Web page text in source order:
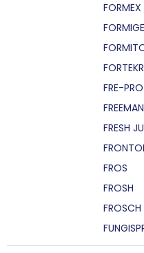
FORMEX
FRE-PRO
FREEMAN
FRESH
FROS
FROSH
FROSCH